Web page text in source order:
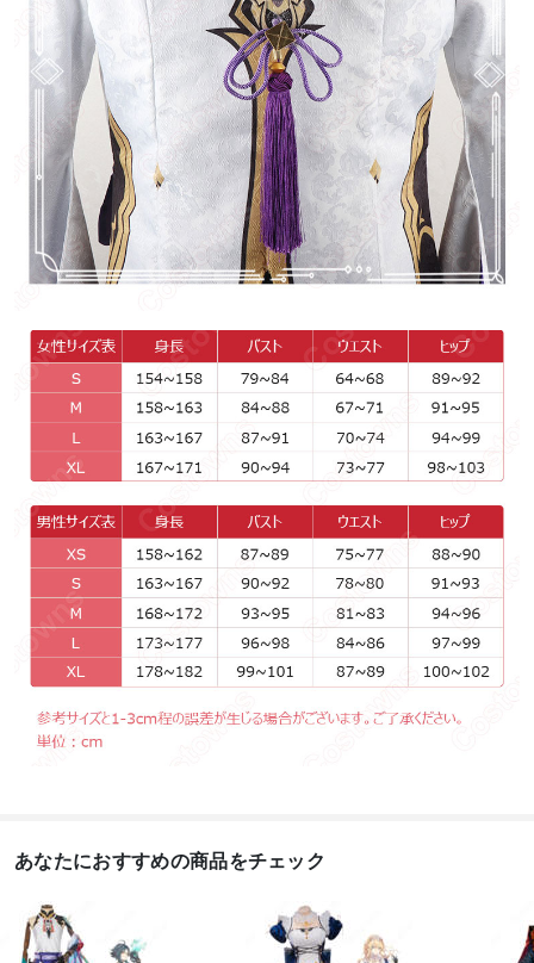
あなたにおすすめの商品をチェック